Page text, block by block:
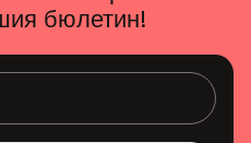
бюлетин!